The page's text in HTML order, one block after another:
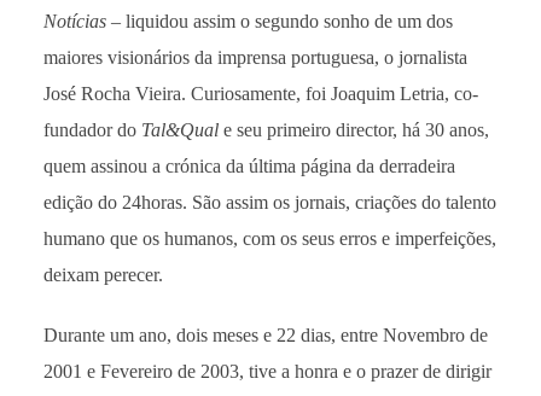
Notícias– liquidou assim o segundo sonho de um dos
maiores visionários da imprensa portuguesa, o jornalista
José Rocha Vieira. Curiosamente, foi Joaquim Letria, co-
fundador do Tal&Quale seu primeiro director, há 30 anos,
quem assinou a crónica da última página da derradeira
edição do 24horas. São assim os jornais, criações do talento
humano que os humanos, com os seus erros e imperfeições,
deixam perecer.
Durante um ano, dois meses e 22 dias, entre Novembro de
2001 e Fevereiro de 2003, tive a honra e o prazer de dirigir